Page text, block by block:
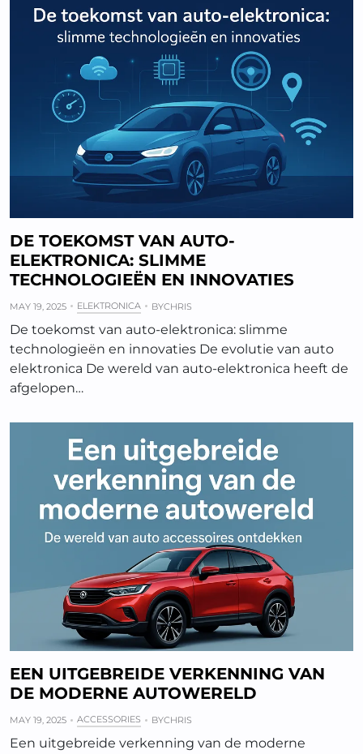
DE TOEKOMST VAN AUTO-
ELEKTRONICA: SLIMME
TECHNOLOGIEËN EN INNOVATIES
MAY 19, 2025 ELEKTRONICA BYCHRIS
De toekomst van auto-elektronica: slimme
technologieën en innovaties De evolutie van auto
elektronica De wereld van auto-elektronica heeft de
afgelopen…
EEN UITGEBREIDE VERKENNING VAN
DE MODERNE AUTOWERELD
MAY 19, 2025 ACCESSORIES BYCHRIS
Een uitgebreide verkenning van de moderne